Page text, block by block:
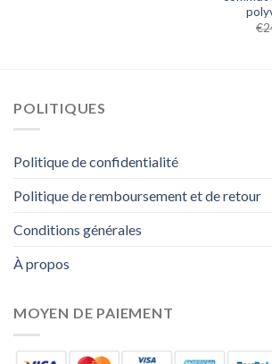
€
POLITIQUES
Politique de confidentialité
Politique de remboursement et de retour
Conditions générales
À propos
MOYEN DE PAIEMENT